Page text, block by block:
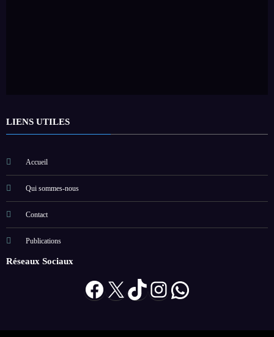
LIENS UTILES
Accueil
Qui sommes-nous
Contact
Publications
Réseaux Sociaux
Facebook
X TikTok
Instagram
WhatsApp